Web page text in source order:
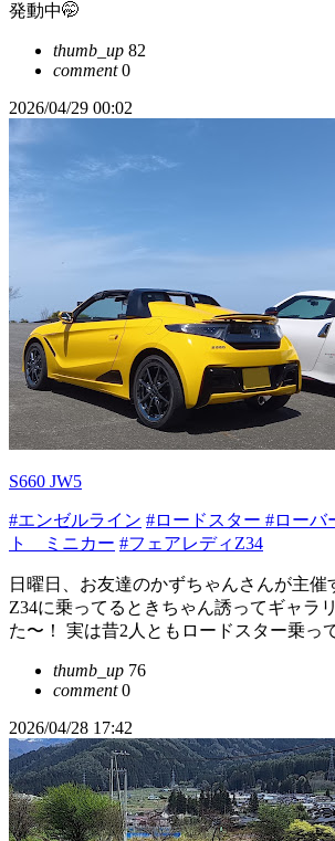
発動中🤭
thumb_up 82
comment0
2026/04/29 00:02
S660 JW5
#エンゼルライン #ロードスター #ローバ
ト ミニカー #フェアレディZ34
日曜日、お友達のかずちゃんさんが主催
Z34に乗ってるときちゃん誘ってギャラ
た〜！ 実は昔2人ともロードスター乗っ
thumb_up 76
comment0
2026/04/28 17:42